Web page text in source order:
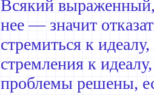
Всякий выраженный,
нее — значит
стремиться к
стремления к
проблемы решены,